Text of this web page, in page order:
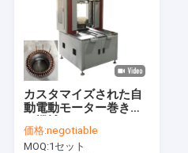
カスタマイズされた自
動電動モーター巻き込
ター組立ライン
価格:negotiable
MOQ:1セット